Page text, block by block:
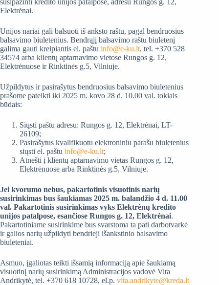
susipažinti kredito unijos patalpose, adresu Rungos g. 12,
Elektrėnai.
Unijos nariai gali balsuoti iš anksto raštu, pagal bendruosius
balsavimo biuletenius. Bendrąjį balsavimo raštu biuletenį
galima gauti kreipiantis el. paštu info@e-ku.lt, tel. +370 528
34574 arba klientų aptarnavimo vietose Rungos g. 12,
Elektrėnuose ir Rinktinės g.5, Vilniuje.
Užpildytus ir pasirašytus bendruosius balsavimo biuletenius
prašome pateikti iki 2025 m. kovo 28 d. 10.00 val. tokiais
būdais:
Siųsti paštu adresu: Rungos g. 12, Elektrėnai, LT-
26109;
Pasirašytus kvalifikuotu elektroniniu parašu biuletenius
siųsti el. paštu info@e-ku.lt;
Atnešti į klientų aptarnavimo vietas Rungos g. 12,
Elektrėnuose arba Rinktinės g.5, Vilniuje.
Jei kvorumo nebus, pakartotinis visuotinis narių
susirinkimas bus šaukiamas 2025 m. balandžio 4 d. 11.00
val. Pakartotinis susirinkimas vyks Elektrėnų kredito
unijos patalpose, esančiose Rungos g. 12, Elektrėnai.
Pakartotiniame susirinkime bus svarstoma ta pati darbotvarkė
ir galios narių užpildyti bendrieji išankstinio balsavimo
biuleteniai.
Asmuo, įgaliotas teikti išsamią informaciją apie šaukiamą
visuotinį narių susirinkimą Administracijos vadovė Vita
Andrikytė, tel. +370 618 10728, el.p. vita.andrikyte@kreda.lt